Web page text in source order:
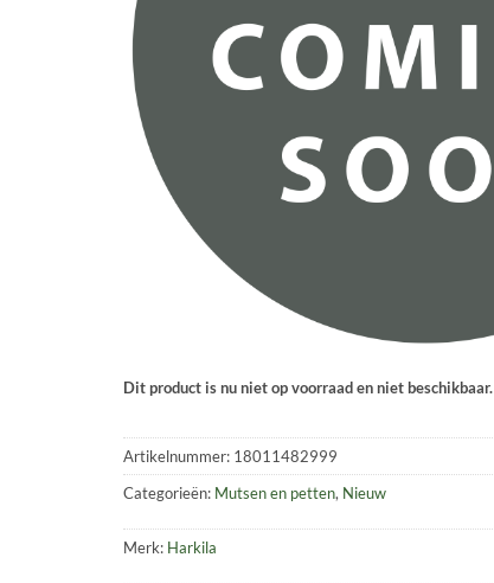
Dit product is nu niet op voorraad en niet beschikbaar.
Artikelnummer: 18011482999
Categorieën: Mutsen en petten, Nieuw
Merk: Harkila